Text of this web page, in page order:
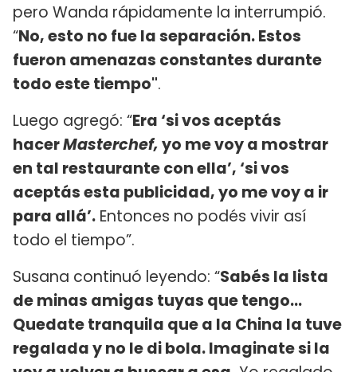
pero Wanda rápidamente la interrumpió.
“No, esto no fue la separación. Estos
fueron amenazas constantes durante
todo este tiempo".
Luego agregó: “Era ‘si vos aceptás
hacerMasterchef,yo me voy a mostrar
en tal restaurante con ella’, ‘si vos
aceptás esta publicidad, yo me voy a ir
para allá’. Entonces no podés vivir así
todo el tiempo”.
Susana continuó leyendo: “Sabés la lista
de minas amigas tuyas que tengo…
Quedate tranquila que a la China la tuve
regalada y no le di bola. Imaginate si la